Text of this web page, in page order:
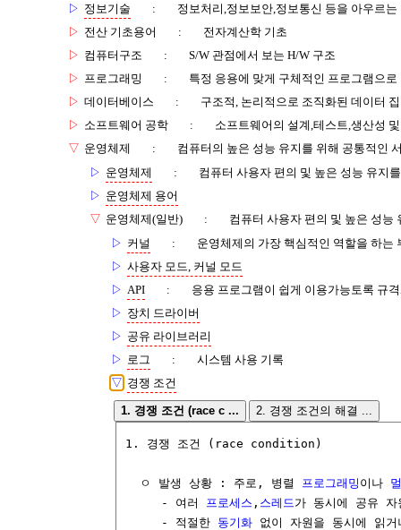
▷ 정보기술 :
정보처리,정보보안,정보통신 등을 아우르는
▷ 전산 기초용어 :
전자계산학 기초
▷ 컴퓨터구조 :
S/W 관점에서 보는 H/W 구조
▷ 프로그래밍 :
특정 응용에 맞게 구체적인 프로그램으로
▷ 데이터베이스 :
구조적, 논리적으로 조직화된 데이터
▷ 소프트웨어 공학 :
소프트웨어의 설계,테스트,생산성
▽ 운영체제 :
컴퓨터의 높은 성능 유지를 위해 공통적인
▷ 운영체제 :
컴퓨터 사용자 편의 및 높은 성능 유지
▷ 운영체제 용어
▽ 운영체제(일반) :
컴퓨터 사용자 편의 및 높은 성능
▷ 커널 :
운영체제의 가장 핵심적인 역할을 하는
▷ 사용자 모드, 커널 모드
▷ API :
응용 프로그램이 쉽게 이용가능토록 규
▷ 장치 드라이버
▷ 공유 라이브러리
▷ 로그 :
시스템 사용 기록
▽ 경쟁 조건
1. 경쟁 조건 (race c ... 2. 경쟁 조건의 해결 ...
1. 경쟁 조건 (race condition)
  ㅇ 발생 상황 : 주로, 병렬
프로그래밍 이나
     - 여러
프로세스 , 스레드 가 동시에 공유 자
     - 적절한
동기화 없이 자원을 동시에 읽